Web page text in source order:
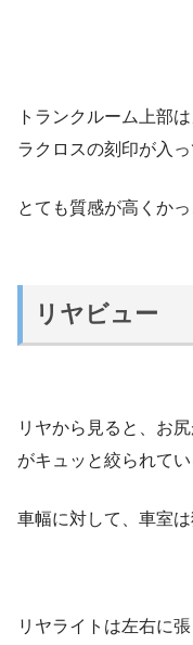
トランクルーム上部
ラクロスの刻印が入っ
とても質感が高くか
リヤビュー
リヤから見ると、お
がキュッと絞られて
車幅に対して、車室
リヤライトは左右に